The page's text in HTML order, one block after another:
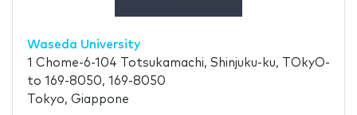
Waseda University
1 Chome-6-104 Totsukamachi, Shinjuku-ku, TOkyO-
to 169-8050, 169-8050
Tokyo, Giappone